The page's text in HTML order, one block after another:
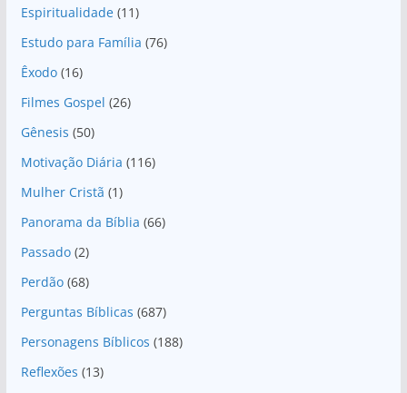
Espiritualidade(11)
Estudo para Família (76)
Êxodo(16)
Filmes Gospel (26)
Gênesis (50)
Motivação Diária (116)
Mulher Cristã (1)
Panorama da Bíblia (66)
Passado(2)
Perdão(68)
Perguntas Bíblicas (687)
Personagens Bíblicos (188)
Reflexões (13)